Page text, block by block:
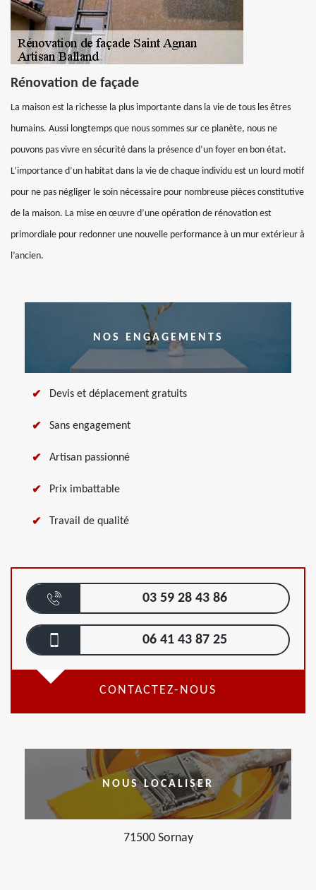
Rénovation de façade
La maison est la richesse la plus importante dans la vie de tous les êtres
humains. Aussi longtemps que nous sommes sur ce planète, nous ne
pouvons pas vivre en sécurité dans la présence d’un foyer en bon état.
L’importance d’un habitat dans la vie de chaque individu est un lourd motif
pour ne pas négliger le soin nécessaire pour nombreuse pièces constitutive
de la maison. La mise en œuvre d’une opération de rénovation est
primordiale pour redonner une nouvelle performance à un mur extérieur à
l’ancien.
NOS ENGAGEMENTS
Devis et déplacement gratuits
Sans engagement
Artisan passionné
Prix imbattable
Travail de qualité
03 59 28 43 86
06 41 43 87 25
CONTACTEZ-NOUS
NOUS LOCALISER
71500 Sornay